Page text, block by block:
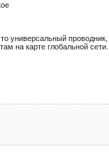
универсальный
на карте глобальной сети.